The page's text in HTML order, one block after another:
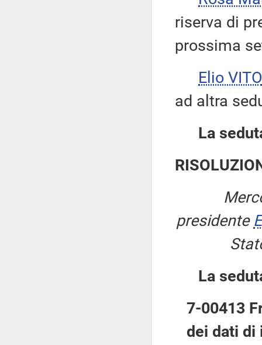
riserva di
prossima
Elio VITO
ad altra
La
presidente
La
7-00413
dei dati di